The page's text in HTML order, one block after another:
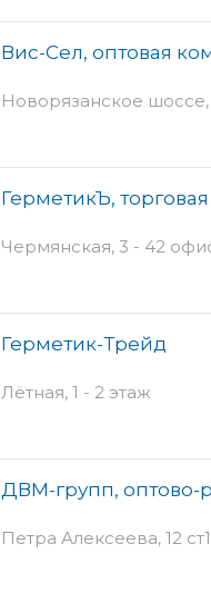
Вис-Сел, оптовая
Новорязанское шоссе,
ГерметикЪ,
Чермянская, 3 - 42
Герметик-Трейд
Лётная, 1 - 2 этаж
ДВМ-групп, оптово-
Петра Алексеева, 12